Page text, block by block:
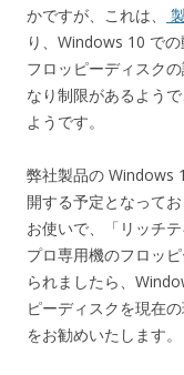
かですが、これは、
り、Windows 10 での
フロッピーディスク
なり制限があるよう
ようです。
弊社製品の Windows
開する予定となって
お使いで、「リッチ
プロ専用機のフロッ
られましたら、
ピーディスクを現在
をお勧めいたします。